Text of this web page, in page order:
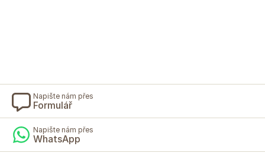
Napište nám přes
Formulář
Napište nám přes
WhatsApp